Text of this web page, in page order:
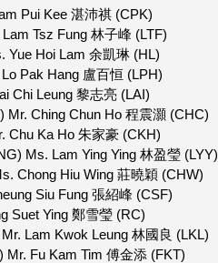
Pui Kee 湛沛祺 (CPK)
Tsz Fung 林子峰 (LTF)
Yue Hoi Lam 余凱琳 (HL)
Pak Hang 盧百恒 (LPH)
Chi Leung 黎志亮 (LAI)
Mr. Ching Chun Ho 程震灝 (CHC)
Chu Ka Ho 朱家豪 (CKH)
Ms. Lam Ying Ying 林盈瑩 (LYY)
Chong Hiu Wing 莊曉穎 (CHW)
Siu Fung 張紹峰 (CSF)
Suet Ying 鄭雪瑩 (RC)
Lam Kwok Leung 林國良 (LKL)
Mr. Fu Kam Tim 傅金添 (FKT)